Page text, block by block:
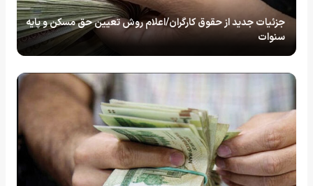
جزئیات جدید از حقوق کارگران/اعلام روش تعیین حق مسکن و پایه
سنوات